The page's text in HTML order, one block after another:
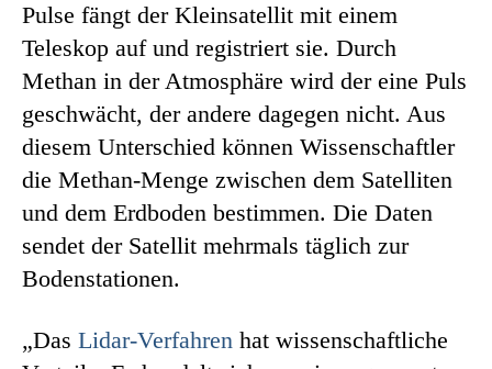
Pulse fängt der Kleinsatellit mit einem
Teleskop auf und registriert sie. Durch
Methan in der Atmosphäre wird der eine Puls
geschwächt, der andere dagegen nicht. Aus
diesem Unterschied können Wissenschaftler
die Methan-Menge zwischen dem Satelliten
und dem Erdboden bestimmen. Die Daten
sendet der Satellit mehrmals täglich zur
Bodenstationen.
„Das Lidar-Verfahren hat wissenschaftliche